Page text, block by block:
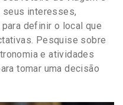
seus interesses,
definir o local que
Pesquise sobre
e atividades
tomar uma decisão